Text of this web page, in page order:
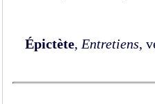
Épictète, Entretiens,